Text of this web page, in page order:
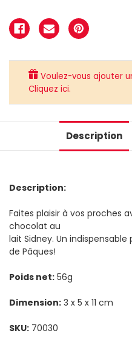
Voulez-vous ajouter
Cliquez ici.
Description
Description:
Faites plaisir à vos proches
chocolat au
lait Sidney. Un
de Pâques!
Poids net: 56g
Dimension: 3 x 5 x 11 cm
SKU: 70030